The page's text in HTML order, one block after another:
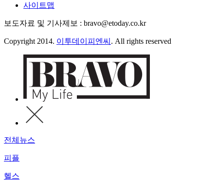
사이트맵
보도자료 및 기사제보 : bravo@etoday.co.kr
Copyright 2014. 이투데이피엔씨 . All rights reserved
전체뉴스
피플
헬스